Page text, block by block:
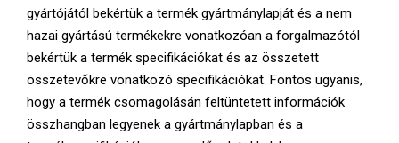
gyártójától bekértük a termék gyártmánylapját és a nem
hazai gyártású termékekre vonatkozóan a forgalmazótól
bekértük a termék specifikációkat és az összetett
összetevőkre vonatkozó specifikációkat. Fontos ugyanis,
hogy a termék csomagolásán feltüntetett információk
összhangban legyenek a gyártmánylapban és a